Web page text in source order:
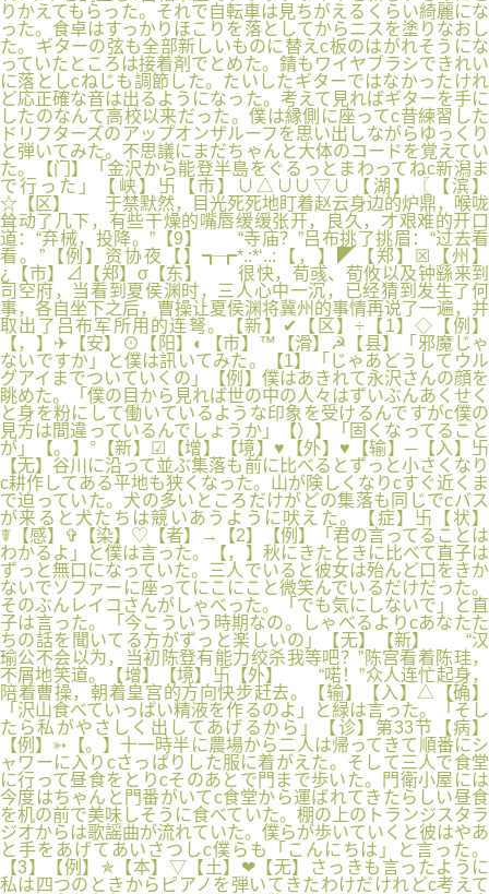
りかえてもらった。それで自転車は見ちがえるくらい綺麗にな
った。食卓はすっかりほこりを落としてからニスを塗りなおし
た。ギターの弦も全部新しいものに替えc板のはがれそうにな
っていたところは接着剤でとめた。錆もワイヤブラシできれい
に落としcねじも調節した。たいしたギターではなかったけれ
ど応正確な音は出るようになった。考えて見ればギターを手に
したのなんて高校以来だった。僕は縁側に座ってc昔練習した
ドリフターズのアップオンザルーフを思い出しながらゆっくり
と弾いてみた。不思議にまだちゃんと大体のコードを覚えてい
た。【门】「金沢から能登半島をぐるっとまわってねc新潟ま
で行った」【峡】卐【市】∪△∪∪▽∪【湖】〖【滨】
☆【区】 于禁默然，目光死死地盯着赵云身边的炉鼎，喉咙
耸动了几下，有些干燥的嘴唇缓缓张开，良久，才艰难的开口
道：“弃械，投降。”【9】 “寺庙？”吕布挑了挑眉：“过去看
看。”【例】资协夜【】┱┲*.:*‘..:【，】◤【郑】☒【州】
¿【市】⊿【郑】σ【东】 很快，荀彧、荀攸以及钟繇来到
司空府，当看到夏侯渊时，三人心中一沉，已经猜到发生了何
事，各自坐下之后，曹操让夏侯渊将冀州的事情再说了一遍，并
取出了吕布军所用的连弩。【新】✔【区】÷【1】◇【例】
【，】✈【安】⊙【阳】◐【市】™【滑】☭【县】「邪魔じゃ
ないですか」と僕は訊いてみた。【1】「じゃあどうしてウル
グアイまでついていくの」【例】僕はあきれて永沢さんの顔を
眺めた。「僕の目から見れば世の中の人々はずいぶんあくせく
と身を粉にして働いているような印象を受けるんですがc僕の
見方は間違っているんでしょうか」【）】「固くなってること
が」【。】°【新】☑【增】【境】♥【外】♥【输】─【入】卐
【无】谷川に沿って並ぶ集落も前に比べるとずっと小さくなり
c耕作してある平地も狭くなった。山が険しくなりcすぐ近くま
で迫っていた。犬の多いところだけがどの集落も同じでcバス
が来ると犬たちは競いあうように吠えた。【症】卐【状】
☤【感】✞【染】♡【者】→【2】【例】「君の言ってることは
わかるよ」と僕は言った。【，】秋にきたときに比べて直子は
ずっと無口になっていた。三人でいると彼女は殆んど口をきか
ないでソファーに座ってにこにこと微笑んでいるだけだった。
そのぶんレイコさんがしゃべった。「でも気にしないで」と直
子は言った。「今こういう時期なの。しゃべるよりcあなたた
ちの話を聞いてる方がずっと楽しいの」【无】【新】 “汉
瑜公不会以为，当初陈登有能力绞杀我等吧？”陈宫看着陈珪，
不屑地笑道。【增】【境】卐【外】 “喏！”众人连忙起身，
陪着曹操，朝着皇宫的方向快步赶去。【输】【入】△【确】
「沢山食べていっぱい精液を作るのよ」と緑は言った。「そし
たら私がやさしく出してあげるから」【诊】第33节【病】
【例】➳【。】十一時半に農場から二人は帰ってきて順番にシ
ャワーに入りcさっぱりした服に着がえた。そして三人で食堂
に行って昼食をとりcそのあとで門まで歩いた。門衛小屋には
今度はちゃんと門番がいてc食堂から運ばれてきたらしい昼食
を机の前で美味しそうに食べていた。棚の上のトランジスタラ
ジオからは歌謡曲が流れていた。僕らが歩いていくと彼はやあ
と手をあげてあいさつしc僕らも「こんにちは」と言った。
【3】【例】✯【本】▽【土】❤【无】さっきも言ったように
私は四つのときからピアノを弾いてきたわけだけれどc考えて